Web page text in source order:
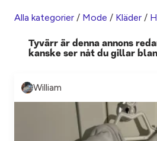
Alla kategorier / Mode / Kläder /
Tyvärr är denna annons
kanske ser nåt du gillar
William